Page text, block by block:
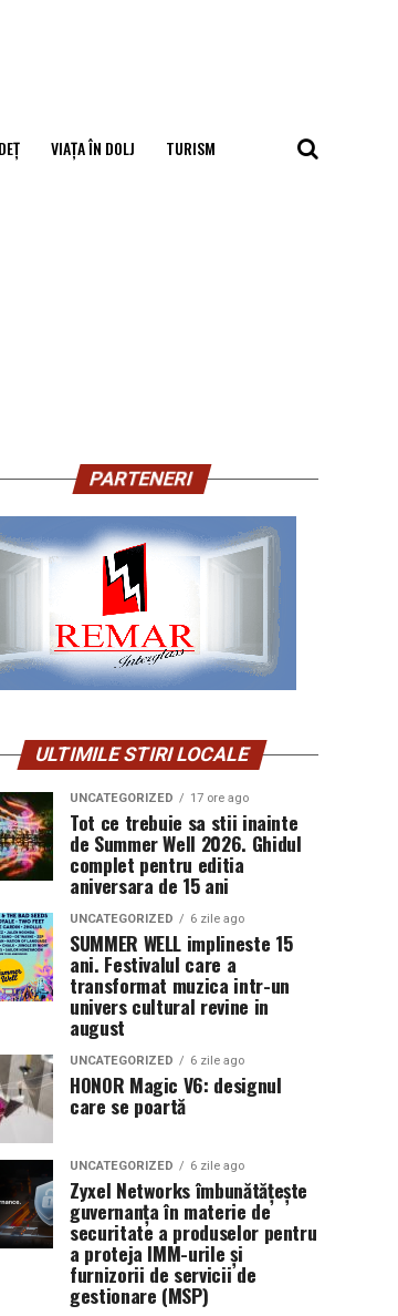
VIAȚA ÎN DOLJ TURISM
PARTENERI
ULTIMILE STIRI LOCALE
UNCATEGORIZED 17 ore ago
Tot ce trebuie sa stii inainte
de Summer Well 2026. Ghidul
complet pentru editia
aniversara de 15 ani
UNCATEGORIZED 6 zile ago
SUMMER WELL implineste 15
ani. Festivalul care a
transformat muzica intr-un
univers cultural revine in
august
UNCATEGORIZED 6 zile ago
HONOR Magic V6: designul
care se poartă
UNCATEGORIZED 6 zile ago
Zyxel Networks îmbunătățește
guvernanța în materie de
securitate a produselor pentru
a proteja IMM-urile și
furnizorii de servicii de
gestionare (MSP)